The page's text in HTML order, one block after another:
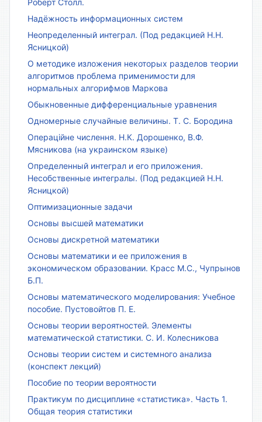
Роберт Столл.
Надёжность информационных систем
Неопределенный интеграл. (Под редакцией Н.Н.
Ясницкой)
О методике изложения некоторых разделов теории
алгоритмов проблема применимости для
нормальных алгорифмов Маркова
Обыкновенные дифференциальные уравнения
Одномерные случайные величины. Т. С. Бородина
Операційне числення. Н.К. Дорошенко, В.Ф.
Мясникова (на украинском языке)
Определенный интеграл и его приложения.
Несобственные интегралы. (Под редакцией Н.Н.
Ясницкой)
Оптимизационные задачи
Основы высшей математики
Основы дискретной математики
Основы математики и ее приложения в
экономическом образовании. Красс М.С., Чупрынов
Б.П.
Основы математического моделирования: Учебное
пособие. Пустовойтов П. Е.
Основы теории вероятностей. Элементы
математической статистики. С. И. Колесникова
Основы теории систем и системного анализа
(конспект лекций)
Пособие по теории вероятности
Практикум по дисциплине «статистика». Часть 1.
Общая теория статистики